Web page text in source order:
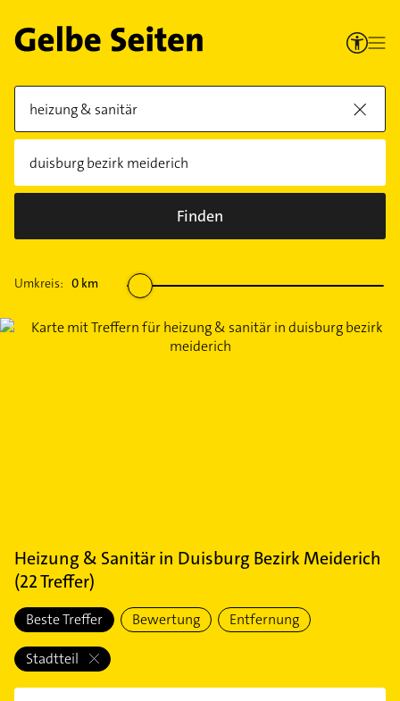
Finden
Umkreis: 0 km
Heizung & Sanitärin Duisburg Bezirk Meiderich
(22Treffer)
Beste Treffer Bewertung Entfernung
Stadtteil